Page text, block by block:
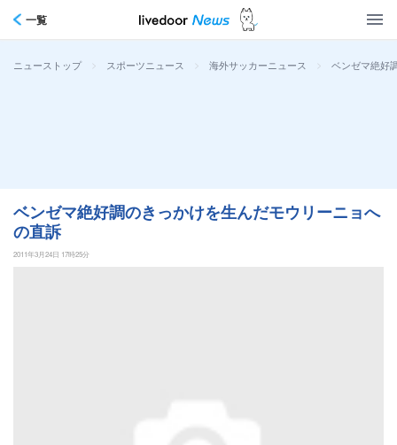
一覧
ニューストップ > スポーツニュース > 海外サッカーニュース > ベンゼマ絶好
ベンゼマ絶好調のきっかけを生んだモウリーニョへ
の直訴
2011年3月24日 17時25分